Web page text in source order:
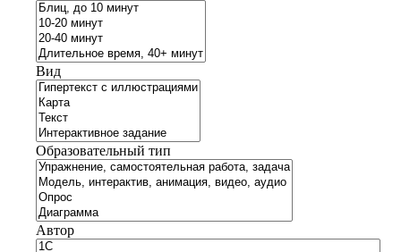
Вид
Образовательный тип
Автор